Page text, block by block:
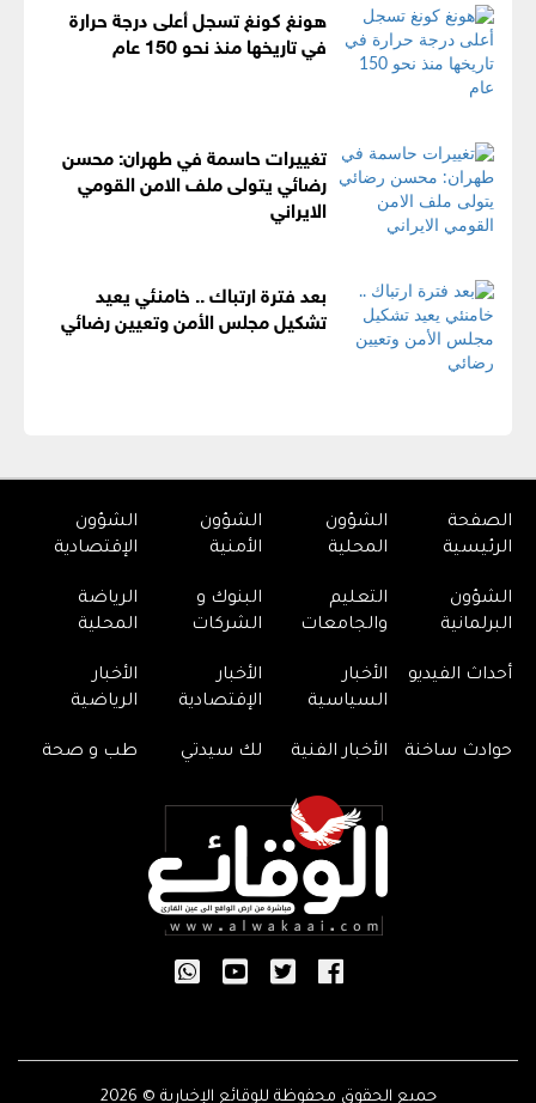
هونغ كونغ تسجل أعلى درجة حرارة
في تاريخها منذ نحو 150 عام
تغييرات حاسمة في طهران: محسن
رضائي يتولى ملف الامن القومي
الايراني
بعد فترة ارتباك .. خامنئي يعيد
تشكيل مجلس الأمن وتعيين رضائي
الصفحة
الرئيسية
الشؤون
المحلية
الشؤون
الأمنية
الشؤون
الإقتصادية
الشؤون
البرلمانية
التعليم
والجامعات
البنوك و
الشركات
الرياضة
المحلية
أحداث الفيديو
الأخبار
السياسية
الأخبار
الإقتصادية
الأخبار
الرياضية
حوادث ساخنة الأخبار الفنية لك سيدتي طب و صحة
جميع الحقوق محفوظة للوقائع الإخبارية © 2026